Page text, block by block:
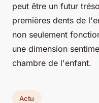
peut être un futur
premières dents de
non seulement
une dimension
chambre de l'enfant.
Actu